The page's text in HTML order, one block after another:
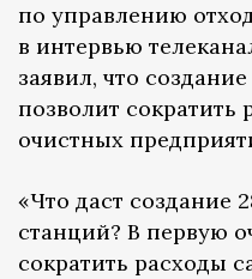
по управлению
в интервью
заявил, что
позволит сократить
очистных
«Что даст создание
станций? В первую
сократить расходы